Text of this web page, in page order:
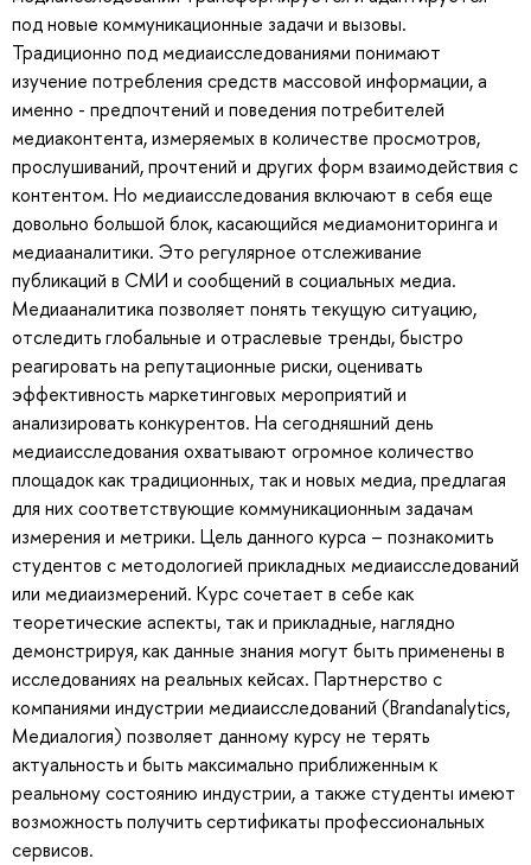
под новые коммуникационные задачи и вызовы.
Традиционно под медиаисследованиями понимают
изучение потребления средств массовой информации, а
именно - предпочтений и поведения потребителей
медиаконтента, измеряемых в количестве просмотров,
прослушиваний, прочтений и других форм взаимодействия с
контентом. Но медиаисследования включают в себя еще
довольно большой блок, касающийся медиамониторинга и
медиааналитики. Это регулярное отслеживание
публикаций в СМИ и сообщений в социальных медиа.
Медиааналитика позволяет понять текущую ситуацию,
отследить глобальные и отраслевые тренды, быстро
реагировать на репутационные риски, оценивать
эффективность маркетинговых мероприятий и
анализировать конкурентов. На сегодняшний день
медиаисследования охватывают огромное количество
площадок как традиционных, так и новых медиа, предлагая
для них соответствующие коммуникационным задачам
измерения и метрики. Цель данного курса – познакомить
студентов с методологией прикладных медиаисследований
или медиаизмерений. Курс сочетает в себе как
теоретические аспекты, так и прикладные, наглядно
демонстрируя, как данные знания могут быть применены в
исследованиях на реальных кейсах. Партнерство с
компаниями индустрии медиаисследований (Brandanalytics,
Медиалогия) позволяет данному курсу не терять
актуальность и быть максимально приближенным к
реальному состоянию индустрии, а также студенты имеют
возможность получить сертификаты профессиональных
сервисов.